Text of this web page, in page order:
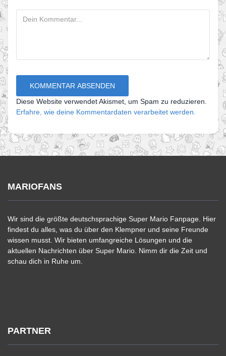
Diese Website verwendet Akismet, um Spam zu reduzieren.
Erfahre, wie deine Kommentardaten verarbeitet werden.
MARIOFANS
Wir sind die größte deutschsprachige Super Mario Fanpage. Hier
findest du alles, was du über den Klempner und seine Freunde
wissen musst. Wir bieten umfangreiche Lösungen und die
aktuellen Nachrichten über Super Mario. Nimm dir die Zeit und
schau dich in Ruhe um.
PARTNER